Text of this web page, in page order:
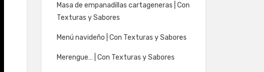
Masa de empanadillas cartageneras | Con
Texturas y Sabores
Menú navideño | Con Texturas y Sabores
Merengue… | Con Texturas y Sabores